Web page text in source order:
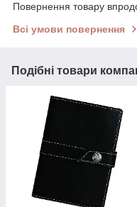
Повернення товару
Всі умови повернення
Подібні товари